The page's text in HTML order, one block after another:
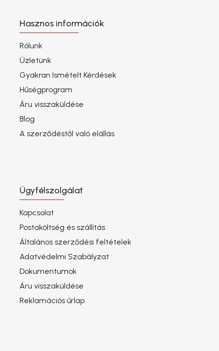
Hasznos információk
Rólunk
Üzletünk
Gyakran Ismételt Kérdések
Hűségprogram
Áru visszaküldése
Blog
A szerződéstől való elállás
Ügyfélszolgálat
Kapcsolat
Postaköltség és szállítás
Általános szerződési feltételek
Adatvédelmi Szabályzat
Dokumentumok
Áru visszaküldése
Reklamációs űrlap